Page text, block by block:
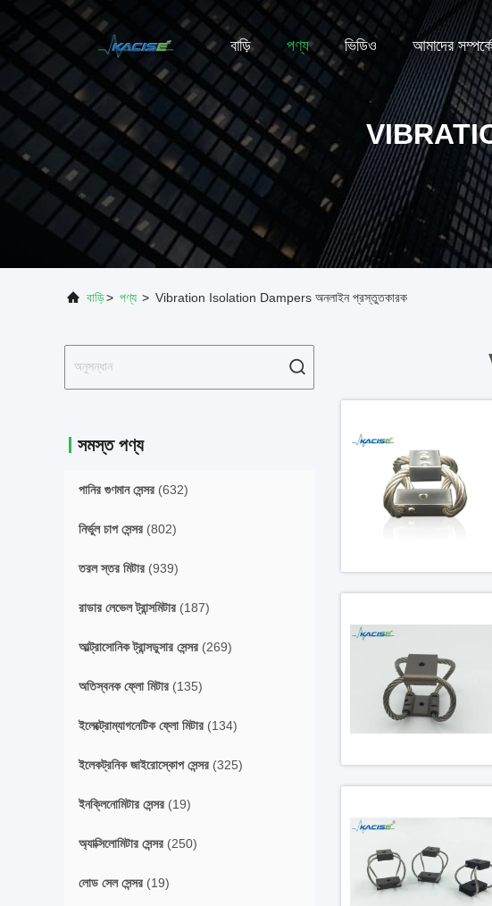
বাড়ি পণ্য ভিডিও আমাদের সম্পর্কে
বাড়ি> পণ্য > Vibration Isolation Dampers অনলাইন প্রস্তুতকারক
সমস্ত পণ্য
পানির গুণমান সেন্সর (632)
নির্ভুল চাপ সেন্সর (802)
তরল স্তর মিটার (939)
রাডার লেভেল ট্রান্সমিটার (187)
আল্ট্রাসোনিক ট্রান্সডুসার সেন্সর (269)
অতিস্বনক ফ্লো মিটার (135)
ইলেক্ট্রোম্যাগনেটিক ফ্লো মিটার (134)
ইলেকট্রনিক জাইরোস্কোপ সেন্সর (325)
ইনক্লিনোমিটার সেন্সর (19)
অ্যাক্সিলোমিটার সেন্সর (250)
লোড সেল সেন্সর (19)